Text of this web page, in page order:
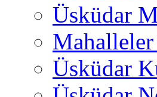
Üsküdar
Üsküdar